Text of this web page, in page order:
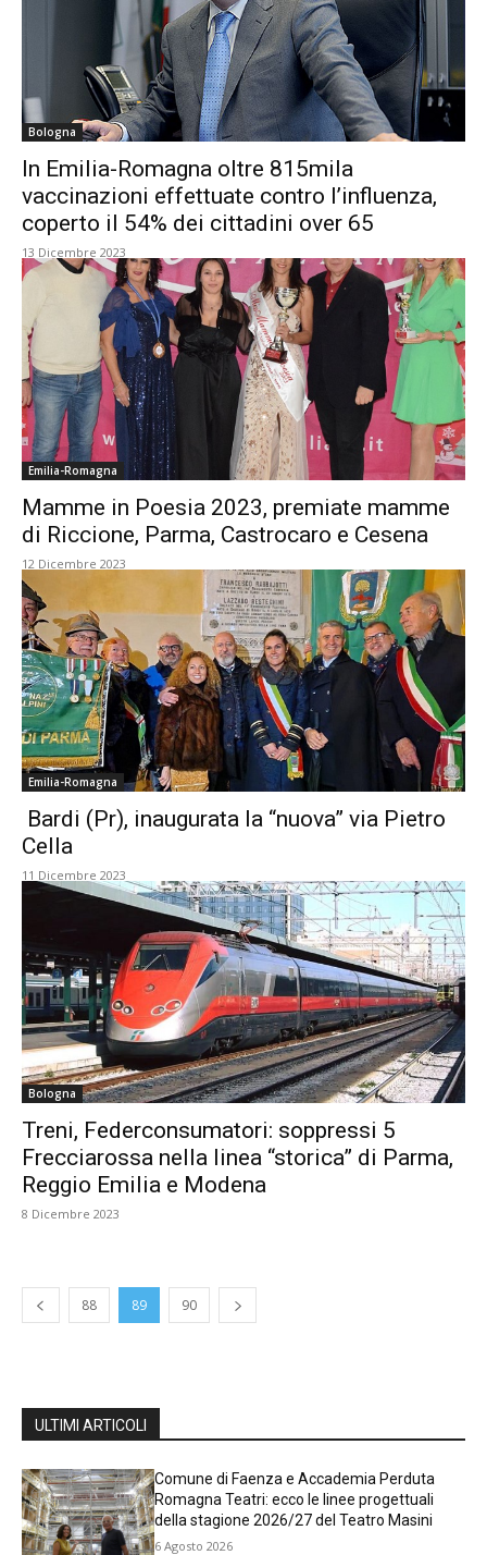
Bologna
In Emilia-Romagna oltre 815mila
vaccinazioni effettuate contro l’influenza,
coperto il 54% dei cittadini over 65
13 Dicembre 2023
Emilia-Romagna
Mamme in Poesia 2023, premiate mamme
di Riccione, Parma, Castrocaro e Cesena
12 Dicembre 2023
Emilia-Romagna
Bardi (Pr), inaugurata la “nuova” via Pietro
Cella
11 Dicembre 2023
Bologna
Treni, Federconsumatori: soppressi 5
Frecciarossa nella linea “storica” di Parma,
Reggio Emilia e Modena
8 Dicembre 2023
88 89 90
ULTIMI ARTICOLI
Comune di Faenza e Accademia Perduta
Romagna Teatri: ecco le linee progettuali
della stagione 2026/27 del Teatro Masini
6 Agosto 2026